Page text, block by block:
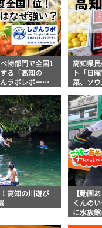
物部門で全国1
る「高知の
ラボレポー
高知県
ト「日
菜、ソ
説！
高知の川遊び
【動画
くんの
に水族